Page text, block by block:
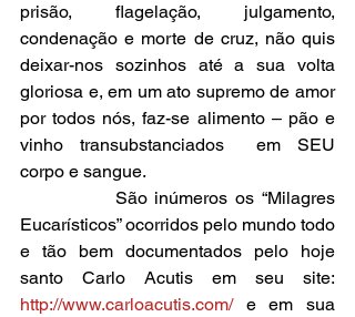
prisão, flagelação, julgamento,
condenação e morte de cruz, não quis
deixar-nos sozinhos até a sua volta
gloriosa e, em um ato supremo de amor
por todos nós, faz-se alimento – pão e
vinho transubstanciados  em SEU
corpo e sangue.
Eucarísticos” ocorridos pelo mundo todo
e tão bem documentados pelo hoje
http://www.carloacutis.com/ e em sua